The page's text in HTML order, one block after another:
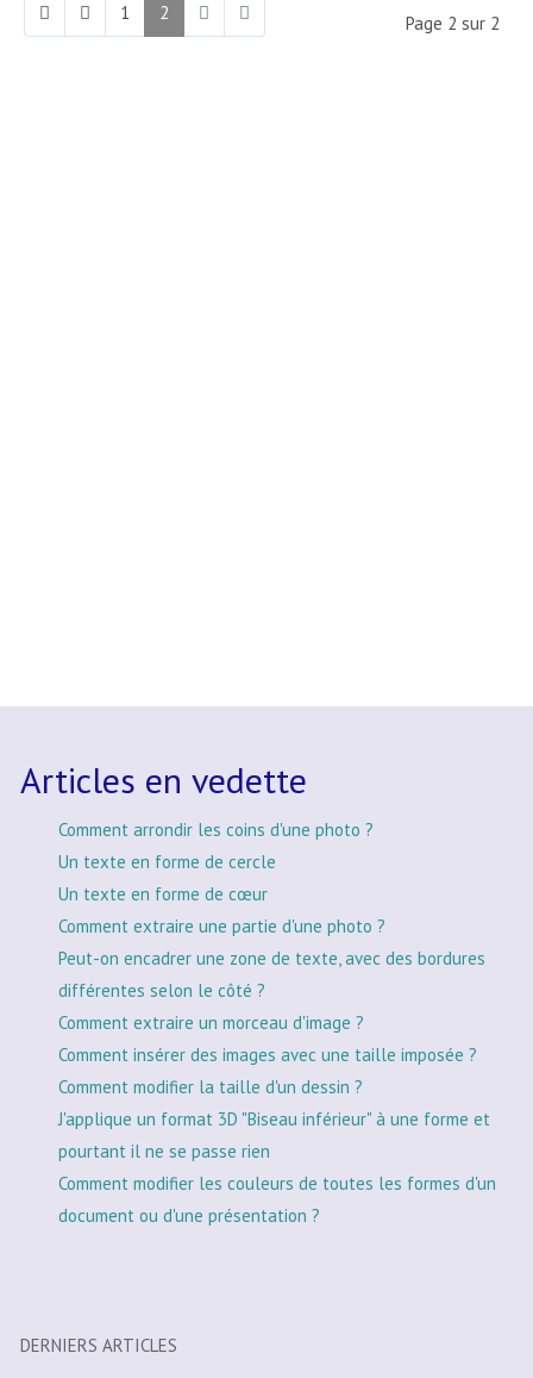
Page 2 sur 2
1 2
Articles en vedette
Comment arrondir les coins d'une photo ?
Un texte en forme de cercle
Un texte en forme de cœur
Comment extraire une partie d'une photo ?
Peut-on encadrer une zone de texte, avec des bordures
différentes selon le côté ?
Comment extraire un morceau d'image ?
Comment insérer des images avec une taille imposée ?
Comment modifier la taille d'un dessin ?
J'applique un format 3D "Biseau inférieur" à une forme et
pourtant il ne se passe rien
Comment modifier les couleurs de toutes les formes d'un
document ou d'une présentation ?
DERNIERS ARTICLES